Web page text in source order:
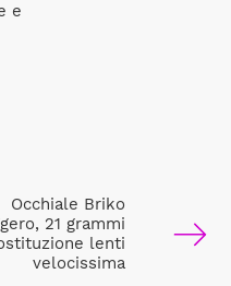
e
Occhiale Briko
21 grammi
lenti
velocissima